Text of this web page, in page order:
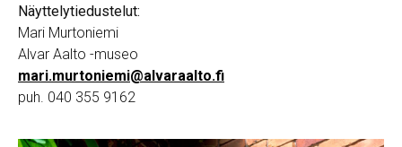
Näyttelytiedustelut:
Mari Murtoniemi
Alvar Aalto -museo
mari.murtoniemi@alvaraalto.fi
puh. 040 355 9162